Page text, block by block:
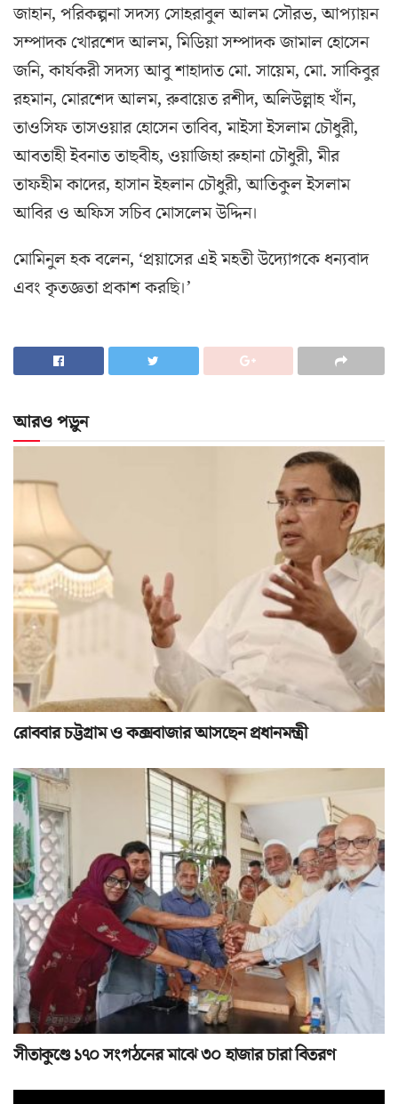
জাহান, পরিকল্পনা সদস্য সোহরাবুল আলম সৌরভ, আপ্যায়ন
সম্পাদক খোরশেদ আলম, মিডিয়া সম্পাদক জামাল হোসেন
জনি, কার্যকরী সদস্য আবু শাহাদাত মো. সায়েম, মো. সাকিবুর
রহমান, মোরশেদ আলম, রুবায়েত রশীদ, অলিউল্লাহ খাঁন,
তাওসিফ তাসওয়ার হোসেন তাবিব, মাইসা ইসলাম চৌধুরী,
আবতাহী ইবনাত তাছবীহ, ওয়াজিহা রুহানা চৌধুরী, মীর
তাফহীম কাদের, হাসান ইহলান চৌধুরী, আতিকুল ইসলাম
আবির ও অফিস সচিব মোসলেম উদ্দিন।
মোমিনুল হক বলেন, ‘প্রয়াসের এই মহতী উদ্যোগকে ধন্যবাদ
এবং কৃতজ্ঞতা প্রকাশ করছি।’
আরও পড়ুন
রোববার চট্টগ্রাম ও কক্সবাজার আসছেন প্রধানমন্ত্রী
সীতাকুণ্ডে ১৭০ সংগঠনের মাঝে ৩০ হাজার চারা বিতরণ